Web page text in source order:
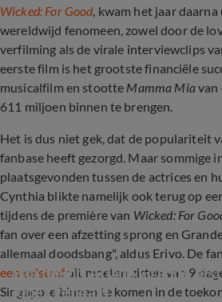
Wicked: For Good, kwam het jaar
wereldwijd fenomeen, zowel door de
verfilming als de virale interviewclips
eerste film is het grootste financiële
musicalfilm en stootte Mamma Miavan
611 miljoen binnen te brengen.
Het is dus niet gek, dat de populariteit
fanbase heeft gezorgd. Maar sommige
plaatsgevonden tussen de actrices en
Cynthia blikte namelijk ook terug op
tijdens de première van Wicked: For
fan over een afzetting sprong en
allemaal doodsbang", aldus Erivo. De
een celstrafuit moeten zitten van 9
Singapore binnen te komen in de
Fan die op Ariana Grande
loper gehaald